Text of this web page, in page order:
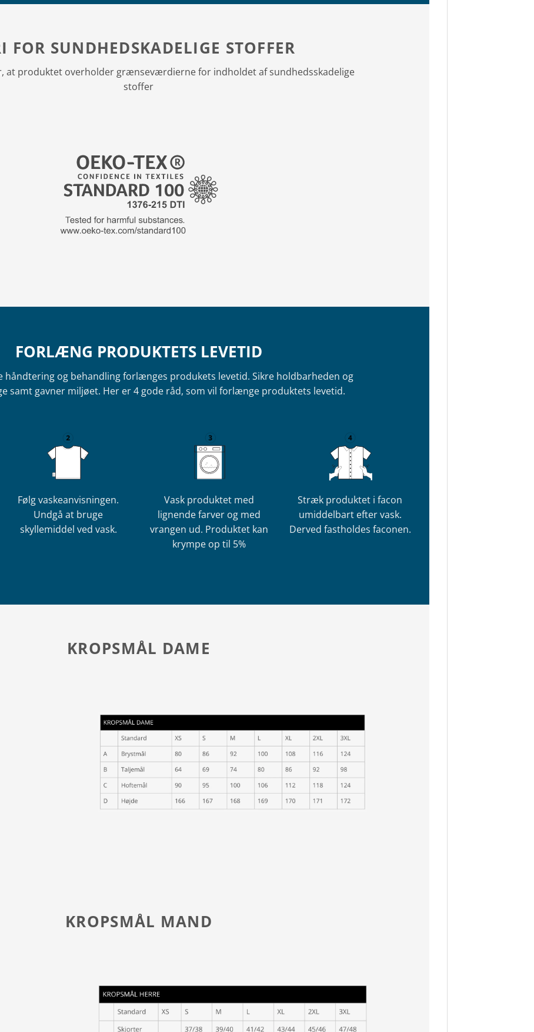
FOR SUNDHEDSKADELIGE STOFFER
at produktet over­­holder grænseværdierne for indholdet af sundhedsskadelige
stoffer
FORLÆNG PRODUKTETS LEVETID
håndtering og behandling forlænges produkets levetid. Sikre holdbarheden og
samt gavner miljøet. Her er 4 gode råd, som vil forlænge produktets levetid.
Følg vaskeanvisningen.
Undgå at bruge
skyllemiddel ved vask.
Vask produktet med
lignende farver og med
vrangen ud. Produktet kan
krympe op til 5%
Stræk produktet i facon
umiddelbart efter vask.
Derved fastholdes faconen.
KROPSMÅL DAME
KROPSMÅL MAND